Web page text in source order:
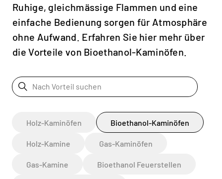
Frankreich | Deutsch
France | français
Italien | Deutsch
Italia | italiano
Ruhige, gleichmässige Flammen und eine
einfache Bedienung sorgen für Atmosphäre
ohne Aufwand. Erfahren Sie hier mehr über
die Vorteile von Bioethanol-Kaminöfen.
Holz-Kaminöfen Bioethanol-Kaminöfen
Holz-Kamine Gas-Kaminöfen
Gas-Kamine Bioethanol Feuerstellen